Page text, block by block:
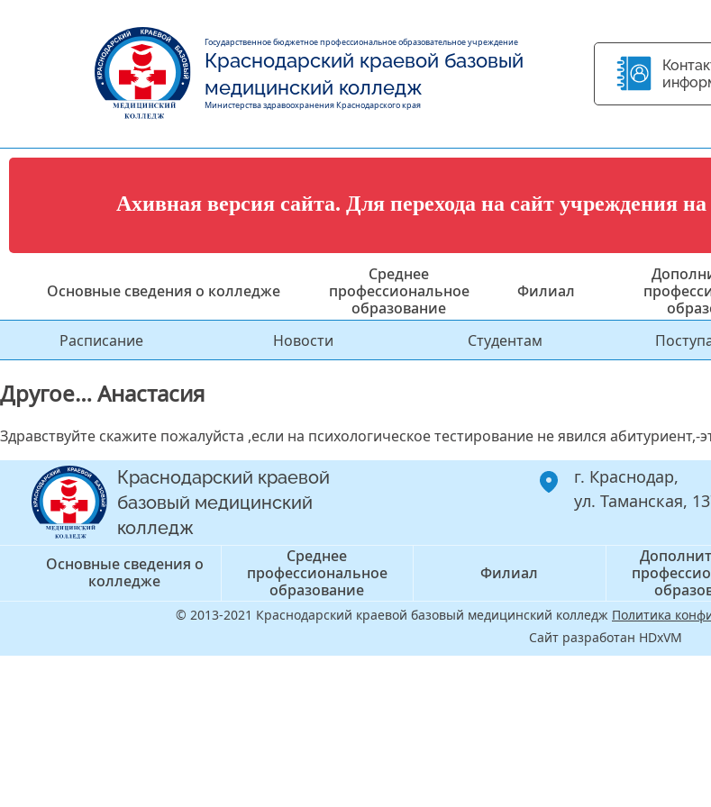
Государственное бюджетное профессиональное образовательное учреждение
Краснодарский краевой базовый
медицинский колледж
Министерства здравоохранения Краснодарского края
Ахивная версия сайта. Для перехода на сайт учреждения
Основные сведения о колледже
Среднее
профессиональное
образование
Филиал
Расписание Новости Студентам
Другое… Анастасия
Здравствуйте скажите пожалуйста ,если на психологическое тестирование не явился абитуриент,-
Краснодарский краевой
базовый медицинский
колледж
г. Краснодар,
ул. Таманская,
Основные сведения о
колледже
Среднее
профессиональное
образование
Филиал
© 2013-2021 Краснодарский краевой базовый медицинский колледж Политика
Сайт разработан HDxVM